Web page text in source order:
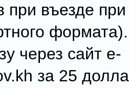
при въезде
через сайт e-
за 25